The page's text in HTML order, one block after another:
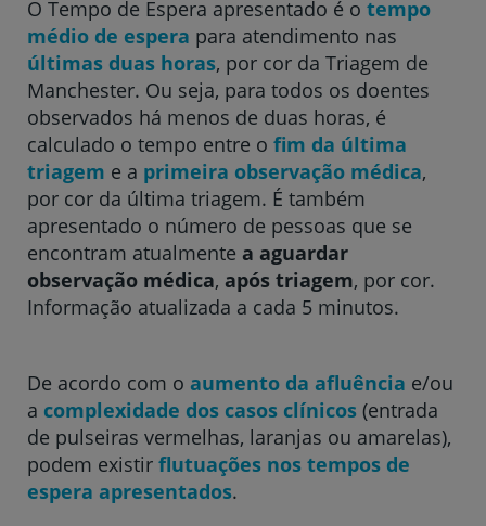
Hospital CUF Descobertas - Lisboa
Hospital CUF Faro
Clínica CUF Funchal
Clínica CUF Guia - AlgarveShopping
Hospital CUF Madeira
O Tempo de Espera apresentado é o tempo
médio de espera para atendimento nas
últimas duas horas, por cor da Triagem de
Manchester. Ou seja, para todos os doentes
observados há menos de duas horas, é
calculado o tempo entre o fim da última
triagem e a primeira observação médica,
por cor da última triagem. É também
apresentado o número de pessoas que se
encontram atualmente a aguardar
observação médica, após triagem, por cor.
Informação atualizada a cada 5 minutos.
De acordo com o aumento da afluência e/ou
a complexidade dos casos clínicos (entrada
de pulseiras vermelhas, laranjas ou amarelas),
podem existir flutuações nos tempos de
espera apresentados.